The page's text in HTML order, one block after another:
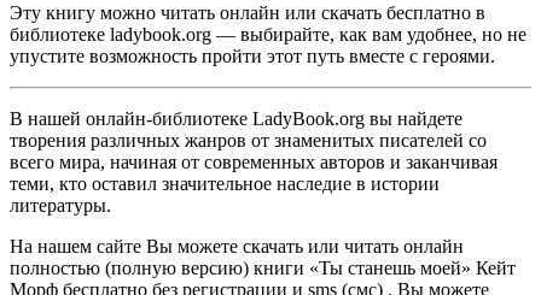
Эту книгу можно читать онлайн или скачать бесплатно в
библиотеке ladybook.org — выбирайте, как вам удобнее, но не
упустите возможность пройти этот путь вместе с героями.
В нашей онлайн-библиотеке LadyBook.org вы найдете
творения различных жанров от знаменитых писателей со
всего мира, начиная от современных авторов и заканчивая
теми, кто оставил значительное наследие в истории
литературы.
На нашем сайте Вы можете скачать или читать онлайн
полностью (полную версию) книги «Ты станешь моей» Кейт
Морф бесплатно без регистрации и sms (смс) . Вы можете